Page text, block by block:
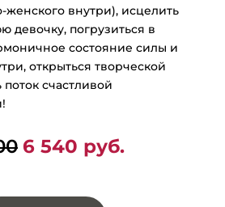
женского внутри), исцелить
девочку, погрузиться в
состояние силы и
открыться творческой
поток счастливой
6 540 руб.